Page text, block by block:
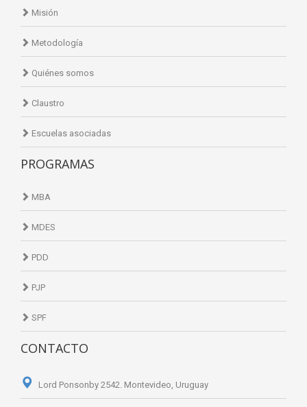
Misión
Metodología
Quiénes somos
Claustro
Escuelas asociadas
PROGRAMAS
MBA
MDES
PDD
PJP
SPF
CONTACTO
Lord Ponsonby 2542. Montevideo, Uruguay